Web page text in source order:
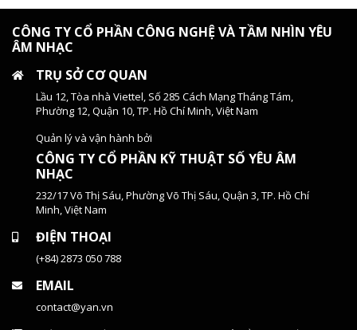
CÔNG TY CỔ PHẦN CÔNG NGHỆ VÀ TẦM NHÌN YÊU
ÂM NHẠC
TRỤ SỞ CƠ QUAN
Lầu 12, Tòa nhà Viettel, Số 285 Cách Mạng Tháng Tám,
Phường 12, Quận 10, TP. Hồ Chí Minh, Việt Nam
Quản lý và vận hành bởi
CÔNG TY CỔ PHẦN KỸ THUẬT SỐ YÊU ÂM
NHẠC
232/17 Võ Thị Sáu, Phường Võ Thị Sáu, Quận 3, TP. Hồ Chí
Minh, Việt Nam
ĐIỆN THOẠI
(+84) 2873 050 788
EMAIL
contact@yan.vn